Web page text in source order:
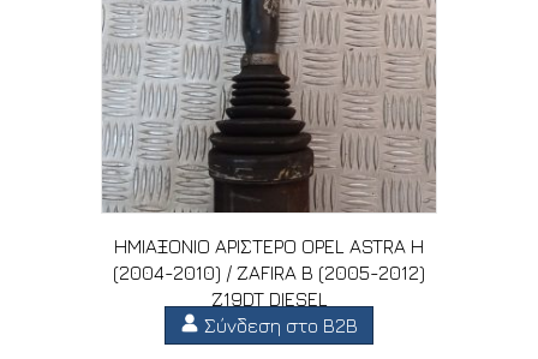
ΗΜΙΑΞΟΝΙΟ ΑΡΙΣΤΕΡΟ OPEL ASTRA H
(2004-2010) / ZAFIRA B (2005-2012)
Z19DT DIESEL
Σύνδεση στο B2B